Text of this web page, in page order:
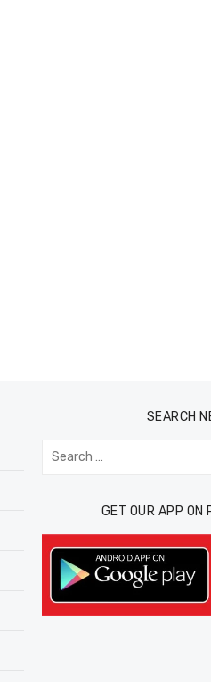
SEARCH
Search
for:
GET OUR APP ON